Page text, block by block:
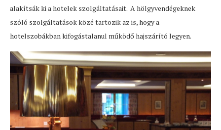
alakítsák ki a hotelek szolgáltatásait. A hölgyvendégeknek
szóló szolgáltatások közé tartozik az is, hogy a
hotelszobákban kifogástalanul működő hajszárító legyen.